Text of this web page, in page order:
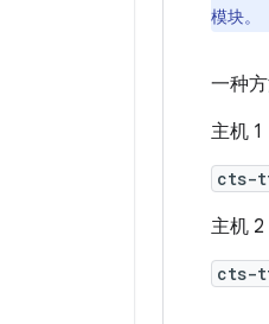
模块。
一种
主机 1
cts-
主机 2
cts-